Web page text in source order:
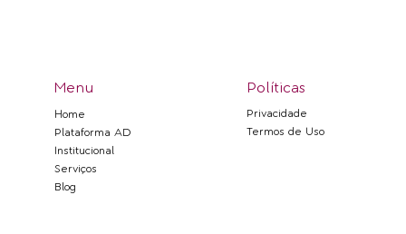
Menu
Home
Plataforma AD
Institucional
Serviços
Blog
Políticas
Privacidade
Termos de Uso